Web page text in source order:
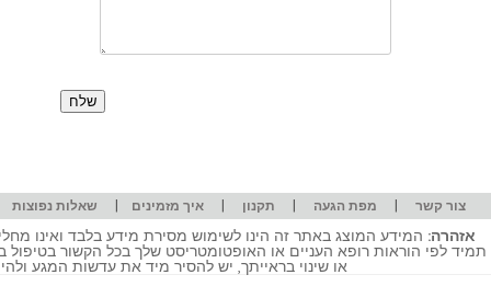
צור קשר | מפת הגעה | תקנון |איך מזמינים | שאלות נפוצות
אזהרה: המידע המוצג באתר זה הינו לשימוש מסירת מידע בלבד ואינו
תמיד לפי הוראות רופא העניים או האופטומטריסט שלך בכל הקשור
או שינוי בראייתך, יש להסיר מיד את עדשות המגע